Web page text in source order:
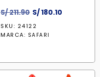
S/211.90 El
precio
original
S/180.10
SKU: 24122
MARCA: SAFARI